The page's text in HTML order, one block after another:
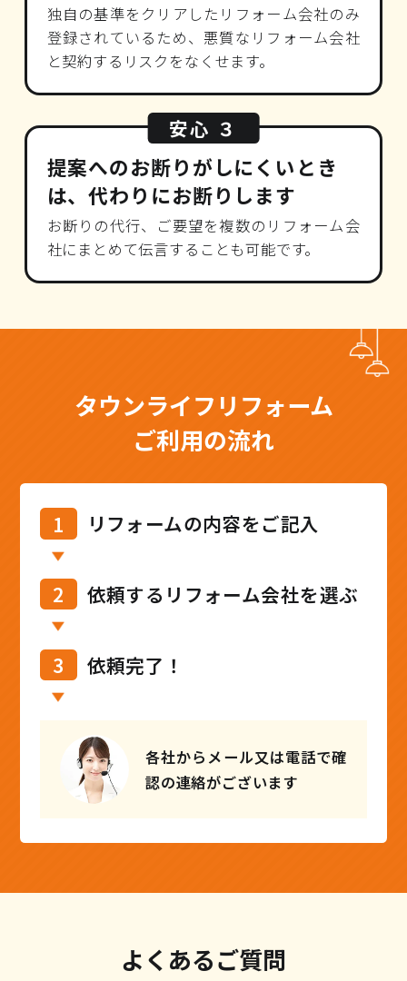
独自の基準をクリアしたリフォーム会社のみ
登録されているため、悪質なリフォーム会社
と契約するリスクをなくせます。
安心 ３
提案へのお断りがしにくいとき
は、代わりにお断りします
お断りの代行、ご要望を複数のリフォーム会
社にまとめて伝言することも可能です。
タウンライフリフォーム
ご利用の流れ
1 リフォームの内容をご記入
2 依頼するリフォーム会社を選ぶ
3 依頼完了！
各社からメール又は電話で確
認の連絡がございます
よくあるご質問